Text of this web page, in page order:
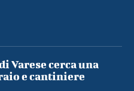
cerca una
e cantiniere